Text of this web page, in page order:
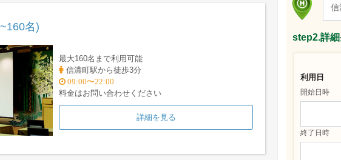
名)
最大160名まで利用可能
信濃町駅から徒歩3分
09:00〜22:00
料金はお問い合わせください
詳細を見る
step2.詳
利用日
開始日時
終了日時